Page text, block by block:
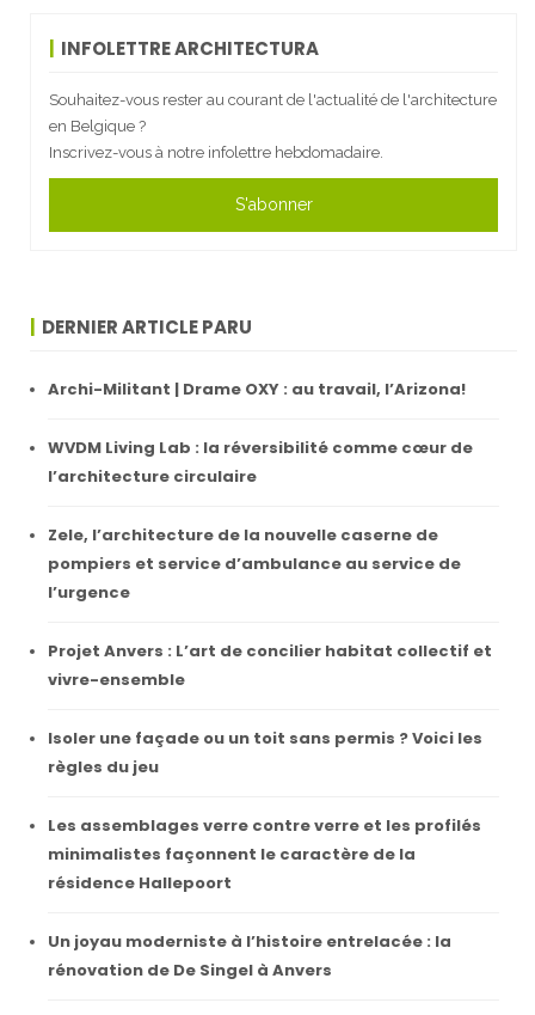
INFOLETTRE ARCHITECTURA
Souhaitez-vous rester au courant de l'actualité de l'architecture
en Belgique ?
Inscrivez-vous à notre infolettre hebdomadaire.
S'abonner
DERNIER ARTICLE PARU
Archi-Militant | Drame OXY : au travail, l’Arizona!
WVDM Living Lab : la réversibilité comme cœur de
l’architecture circulaire
Zele, l’architecture de la nouvelle caserne de
pompiers et service d’ambulance au service de
l’urgence
Projet Anvers : L’art de concilier habitat collectif et
vivre-ensemble
Isoler une façade ou un toit sans permis ? Voici les
règles du jeu
Les assemblages verre contre verre et les profilés
minimalistes façonnent le caractère de la
résidence Hallepoort
Un joyau moderniste à l’histoire entrelacée : la
rénovation de De Singel à Anvers